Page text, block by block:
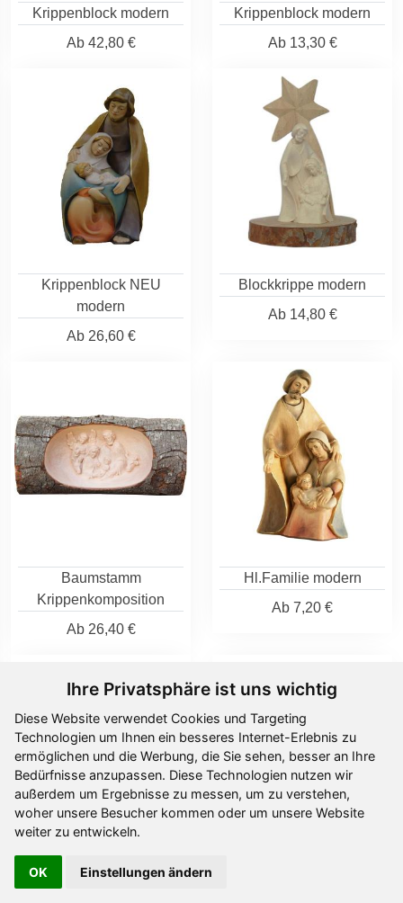
Ihre Privatsphäre ist uns wichtig
Diese Website verwendet Cookies und Targeting
Technologien um Ihnen ein besseres Internet-Erlebnis zu
ermöglichen und die Werbung, die Sie sehen, besser an Ihre
Bedürfnisse anzupassen. Diese Technologien nutzen wir
außerdem um Ergebnisse zu messen, um zu verstehen,
woher unsere Besucher kommen oder um unsere Website
weiter zu entwickeln.
OK Einstellungen ändern
Krippenblock modern
Ab42,80 €
Krippenblock modern
Ab13,30 €
Krippenblock NEU
modern
Ab26,60 €
Blockkrippe modern
Ab14,80 €
Baumstamm
Krippenkomposition
Ab26,40 €
Hl.Familie modern
Ab 7,20 €
Hl.Familie modern